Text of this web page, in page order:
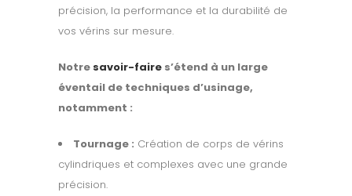
précision, la performance et la durabilité de
vos vérins sur mesure.
Notre savoir-faire s’étend à un large
éventail de techniques d’usinage,
notamment :
Tournage : Création de corps de vérins
cylindriques et complexes avec une grande
précision.